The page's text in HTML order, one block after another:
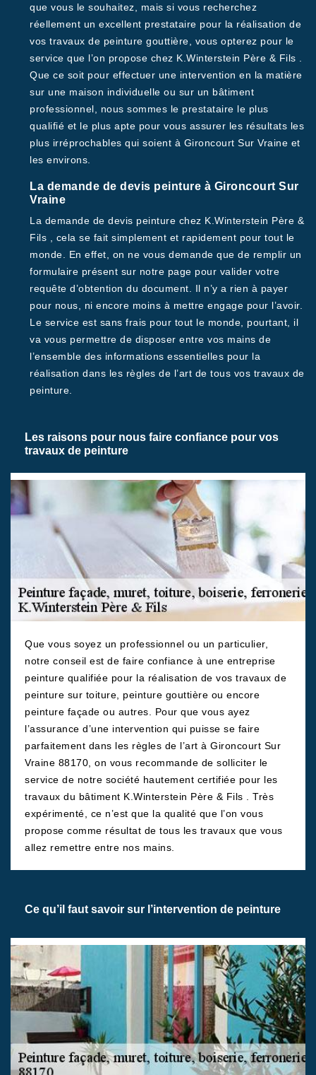
que vous le souhaitez, mais si vous recherchez
réellement un excellent prestataire pour la réalisation de
vos travaux de peinture gouttière, vous opterez pour le
service que l’on propose chez K.Winterstein Père & Fils .
Que ce soit pour effectuer une intervention en la matière
sur une maison individuelle ou sur un bâtiment
professionnel, nous sommes le prestataire le plus
qualifié et le plus apte pour vous assurer les résultats les
plus irréprochables qui soient à Gironcourt Sur Vraine et
les environs.
La demande de devis peinture à Gironcourt Sur
Vraine
La demande de devis peinture chez K.Winterstein Père &
Fils , cela se fait simplement et rapidement pour tout le
monde. En effet, on ne vous demande que de remplir un
formulaire présent sur notre page pour valider votre
requête d’obtention du document. Il n’y a rien à payer
pour nous, ni encore moins à mettre engage pour l’avoir.
Le service est sans frais pour tout le monde, pourtant, il
va vous permettre de disposer entre vos mains de
l’ensemble des informations essentielles pour la
réalisation dans les règles de l’art de tous vos travaux de
peinture.
Les raisons pour nous faire confiance pour vos
travaux de peinture
Que vous soyez un professionnel ou un particulier,
notre conseil est de faire confiance à une entreprise
peinture qualifiée pour la réalisation de vos travaux de
peinture sur toiture, peinture gouttière ou encore
peinture façade ou autres. Pour que vous ayez
l’assurance d’une intervention qui puisse se faire
parfaitement dans les règles de l’art à Gironcourt Sur
Vraine 88170, on vous recommande de solliciter le
service de notre société hautement certifiée pour les
travaux du bâtiment K.Winterstein Père & Fils . Très
expérimenté, ce n’est que la qualité que l’on vous
propose comme résultat de tous les travaux que vous
allez remettre entre nos mains.
Ce qu’il faut savoir sur l’intervention de peinture